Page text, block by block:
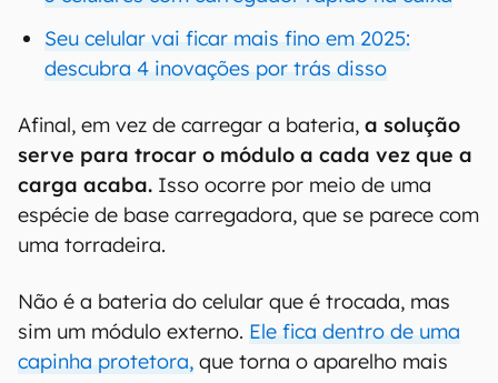
Seu celular vai ficar mais fino em 2025:
descubra 4 inovações por trás disso
Afinal, em vez de carregar a bateria, a solução
serve para trocar o módulo a cada vez que a
carga acaba. Isso ocorre por meio de uma
espécie de base carregadora, que se parece com
uma torradeira.
Não é a bateria do celular que é trocada, mas
sim um módulo externo. Ele fica dentro de uma
capinha protetora, que torna o aparelho mais